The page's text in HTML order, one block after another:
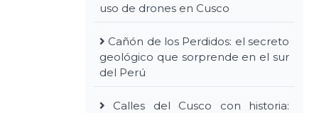
uso de drones en Cusco
Cañón de los Perdidos: el secreto
geológico que sorprende en el sur
del Perú
Calles del Cusco con historia: